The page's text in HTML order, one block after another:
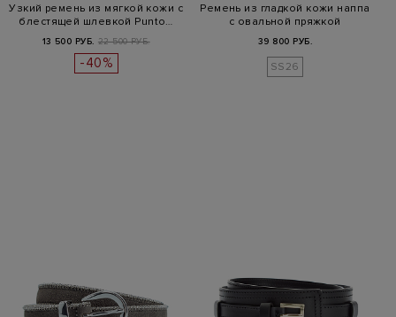
Узкий ремень из мягкой кожи с
блестящей шлевкой Punto…
13 500 РУБ. 22 500 РУБ.
-40%
Ремень из гладкой кожи наппа
с овальной пряжкой
39 800 РУБ.
SS26